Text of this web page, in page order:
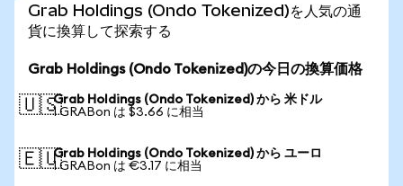
Grab Holdings (Ondo Tokenized)を人気の通
貨に換算して探索する
Grab Holdings (Ondo Tokenized)の今日の換算価格
🇺🇸Grab Holdings (Ondo Tokenized) から 米ドル
1 GRABon は $3.66 に相当
🇪🇺Grab Holdings (Ondo Tokenized) から ユーロ
1 GRABon は €3.17 に相当